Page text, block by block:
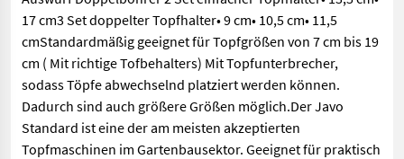
17 cm3 Set doppelter Topfhalter• 9 cm• 10,5 cm• 11,5
cmStandardmäßig geeignet für Topfgrößen von 7 cm bis 19
cm ( Mit richtige Tofbehalters) Mit Topfunterbrecher,
sodass Töpfe abwechselnd platziert werden können.
Dadurch sind auch größere Größen möglich.Der Javo
Standard ist eine der am meisten akzeptierten
Topfmaschinen im Gartenbausektor. Geeignet für praktisch